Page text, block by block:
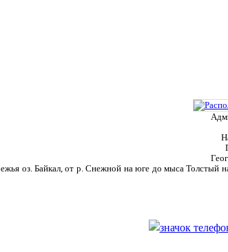
оз. Байкал, от р. Снежной на юге до мыса Толстый